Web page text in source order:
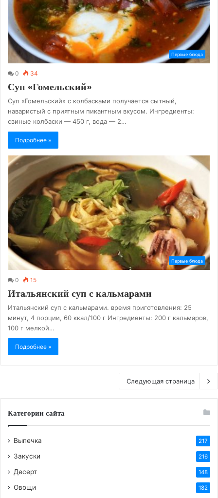
Первые блюда
0 34
Суп «Гомельский»
Суп «Гомельский» с колбасками получается сытный,
наваристый с приятным пикантным вкусом. Ингредиенты:
свиные колбаски — 450 г, вода — 2…
Подробнее »
Первые блюда
0 15
Итальянский суп с кальмарами
Итальянский суп с кальмарами. время приготовления: 25
минут, 4 порции, 60 ккал/100 г Ингредиенты: 200 г кальмаров,
100 г мелкой…
Подробнее »
Следующая страница
Категории сайта
Выпечка 217
Закуски 216
Десерт 148
Овощи 182